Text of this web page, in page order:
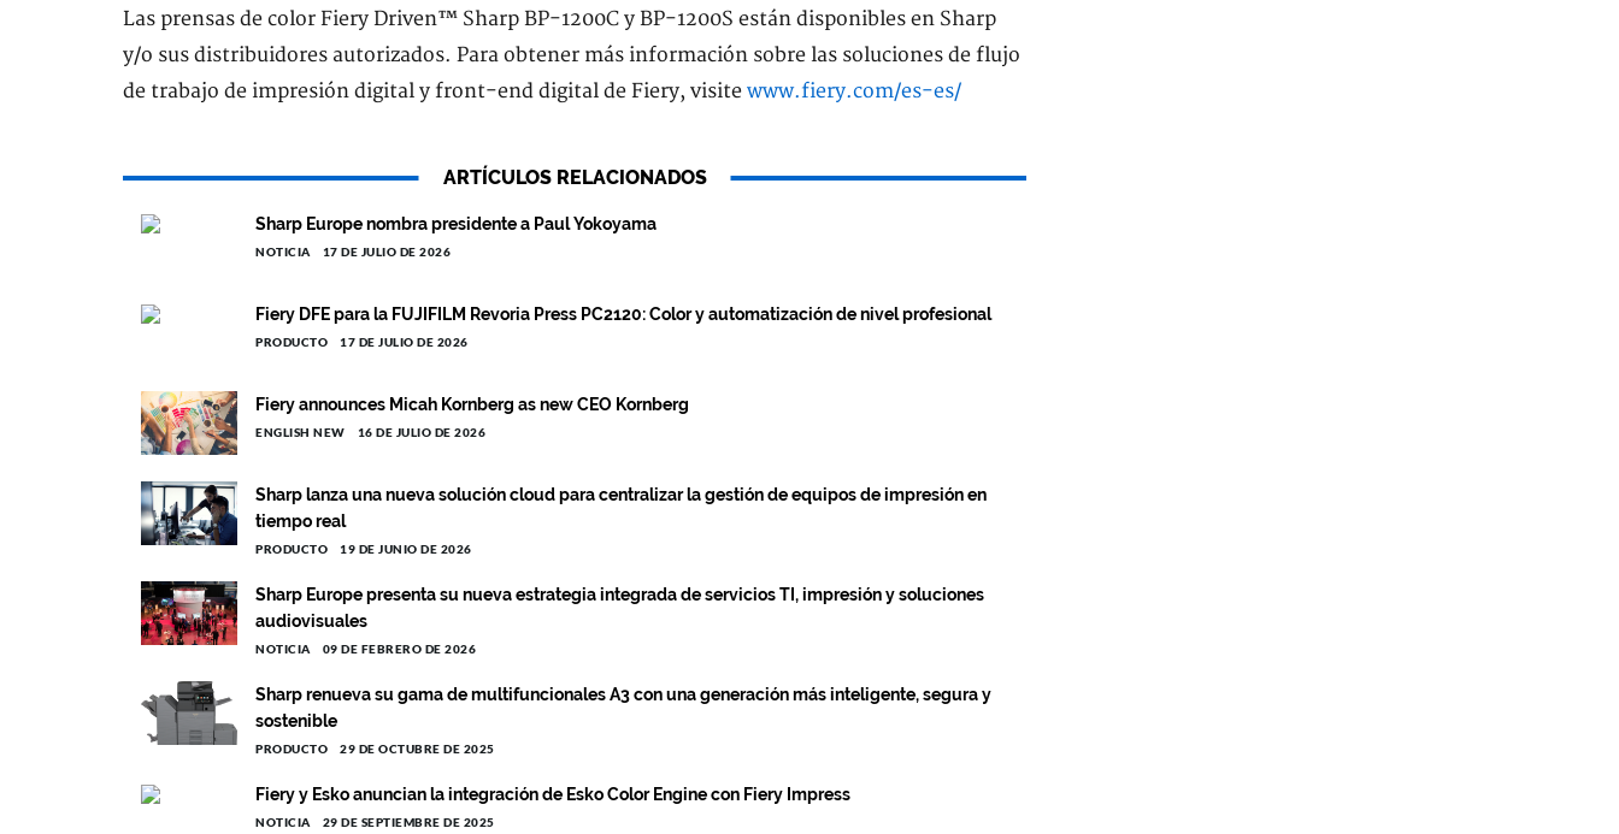
Las prensas de color Fiery Driven™ Sharp BP-1200C y BP-1200S están disponibles en Sharp
y/o sus distribuidores autorizados. Para obtener más información sobre las soluciones de flujo
de trabajo de impresión digital y front-end digital de Fiery, visite www.fiery.com/es-es/
ARTÍCULOS RELACIONADOS
Sharp Europe nombra presidente a Paul Yokoyama
NOTICIA 17 DE JULIO DE 2026
Fiery DFE para la FUJIFILM Revoria Press PC2120: Color y automatización de nivel profesional
PRODUCTO 17 DE JULIO DE 2026
Fiery announces Micah Kornberg as new CEO Kornberg
ENGLISH NEW 16 DE JULIO DE 2026
Sharp lanza una nueva solución cloud para centralizar la gestión de equipos de impresión en
tiempo real
PRODUCTO 19 DE JUNIO DE 2026
Sharp Europe presenta su nueva estrategia integrada de servicios TI, impresión y soluciones
audiovisuales
NOTICIA 09 DE FEBRERO DE 2026
Sharp renueva su gama de multifuncionales A3 con una generación más inteligente, segura y
sostenible
PRODUCTO 29 DE OCTUBRE DE 2025
Fiery y Esko anuncian la integración de Esko Color Engine con Fiery Impress
NOTICIA 29 DE SEPTIEMBRE DE 2025